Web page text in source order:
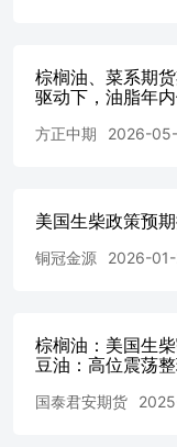
主连价格走
势
油主连价格走
图表10棕榈油
油籽供需平
亚棕榈油供
图表14 2026
月度产量
棕榈油、菜系期
驱动下，油脂年
方正中期 2026-
美国生柴政策预
铜冠金源 2026-
棕榈油：美国生
豆油：高位震荡
国泰君安期货